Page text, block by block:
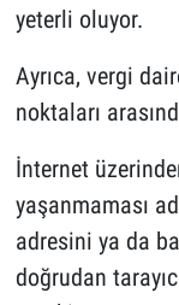
yeterli oluyor.
Ayrıca, vergi
noktaları
İnternet
yaşanmaması
adresini ya da
doğrudan